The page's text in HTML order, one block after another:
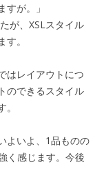
が。」
が、XSLスタイル
。
はレイアウトにつ
のできるスタイル
よいよ、1品ものの
く感じます。今後